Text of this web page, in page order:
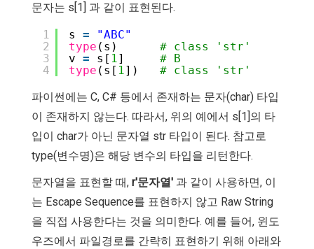
문자는 s[1] 과 같이 표현된다.
1
2
3
4
s =
"ABC"
type (s) # class 'str'
v = s[ 1] # B
type (s[ 1]) # class 'str'
파이썬에는 C, C# 등에서 존재하는 문자(char) 타입
이 존재하지 않는다. 따라서, 위의 예에서 s[1]의 타
입이 char가 아닌 문자열 str 타입이 된다. 참고로
type(변수명)은 해당 변수의 타입을 리턴한다.
문자열을 표현할 때, r'문자열' 과 같이 사용하면, 이
는 Escape Sequence를 표현하지 않고 Raw String
을 직접 사용한다는 것을 의미한다. 예를 들어, 윈도
우즈에서 파일경로를 간략히 표현하기 위해 아래와